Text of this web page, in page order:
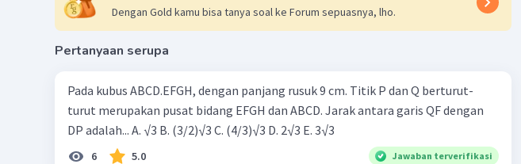
Dengan Gold kamu bisa tanya soal ke Forum sepuasnya, lho.
Pertanyaan serupa
Pada kubus ABCD.EFGH, dengan panjang rusuk 9 cm. Titik P dan Q berturut-
turut merupakan pusat bidang EFGH dan ABCD. Jarak antara garis QF dengan
DP adalah... A. √3 B. (3/2)√3 C. (4/3)√3 D. 2√3 E. 3√3
6 5.0 Jawaban terverifikasi